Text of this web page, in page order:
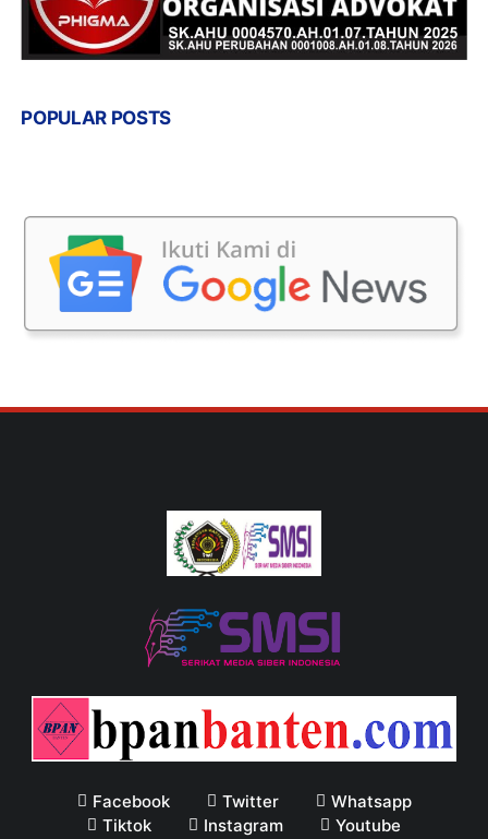
POPULAR POSTS
Facebook Twitter
Whatsapp
Tiktok
Instagram Youtube